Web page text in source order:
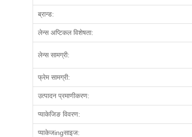
ब्रान्ड:
लेन्स अप्टिकल विशेषता:
लेन्स सामग्री:
फ्रेम सामग्री:
उत्पादन प्रमाणीकरण:
प्याकेजिङ विवरण:
प्याकेजingसाइज: